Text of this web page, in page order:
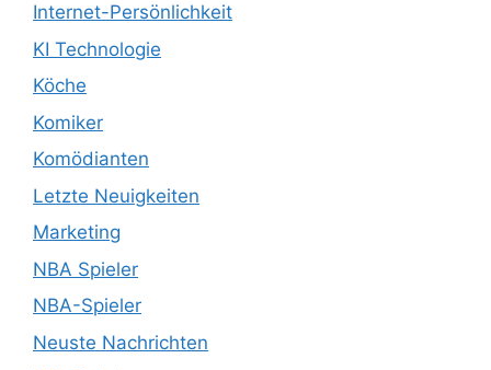
Internet-Persönlichkeit
KI Technologie
Köche
Komiker
Komödianten
Letzte Neuigkeiten
Marketing
NBA Spieler
NBA-Spieler
Neuste Nachrichten